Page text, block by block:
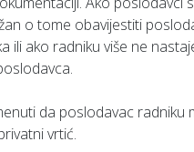
o tome obavijestiti
ili ako radniku više ne
da poslodavac radniku
vrtić.